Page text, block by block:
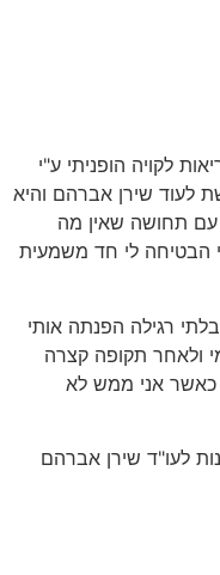
לקויה הופניתי ע"י
לעוד שירן אברהם והיא
עם תחושה שאין מה
הבטיחה לי חד משמעית
רגילה הפנתה אותי
ולאחר תקופה קצרה
כאשר אני ממש לא
לעו"ד שירן אברהם